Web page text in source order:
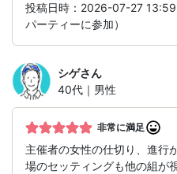
投稿日時：2026-07-27
パーティーに参加）
シゲさん
40代｜男性
非常に満足
主催者の女性の仕切り、進行
場のセッティングも他の組が